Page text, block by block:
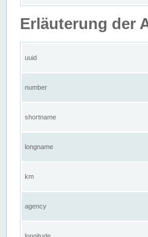
Erläuterung der
uuid
number
shortname
longname
km
agency